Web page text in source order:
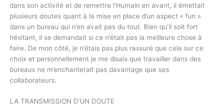
dans son activité et de remettre l’Humain en avant, il émettait
plusieurs doutes quant à la mise en place d’un aspect « fun »
dans un bureau qui n’en avait pas du tout. Bien qu’il soit fort
hésitant, il se demandait si ce n’était pas la meilleure chose à
faire. De mon côté, je n’étais pas plus rassuré que cela sur ce
choix et personnellement je me disais que travailler dans des
bureaux ne m’enchanterait pas davantage que ses
collaborateurs.
LA TRANSMISSION D’UN DOUTE